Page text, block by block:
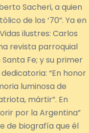
Sacheri, a quien
de los ‘70”. Ya en
ilustres: Carlos
revista parroquial
Fe; y su primer
“En honor
luminosa de
mártir”. En
por la Argentina”
de biografía que él